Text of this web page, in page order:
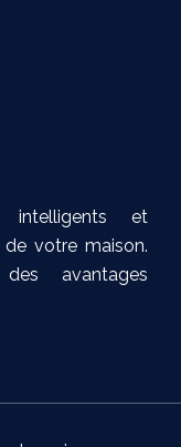
et
votre maison.
avantages